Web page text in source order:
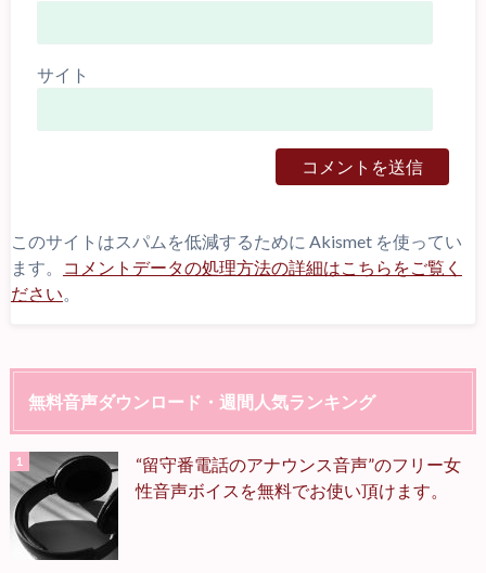
サイト
このサイトはスパムを低減するために Akismet を使ってい
ます。
コメントデータの処理方法の詳細はこちらをご覧く
ださい。
無料音声ダウンロード・週間人気ランキング
“留守番電話のアナウンス音声”のフリー女
性音声ボイスを無料でお使い頂けます。